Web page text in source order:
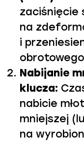
zaciśnięcie
na
i
Nabijanie
klucza:
nabicie
mniejszej
na